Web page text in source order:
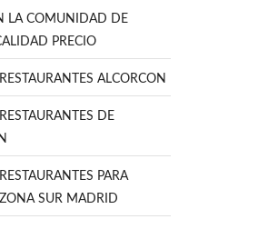
LA COMUNIDAD DE
PRECIO
ALCORCON
DE
PARA
SUR MADRID